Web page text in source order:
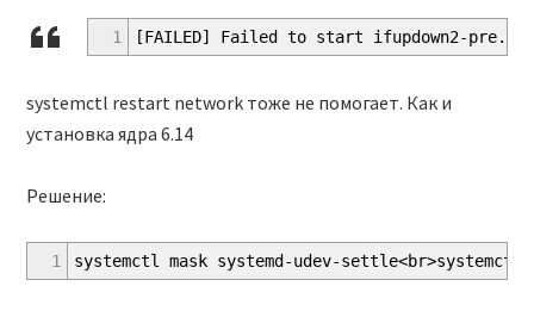
1 [FAILED] Failed to start ifupdown2-
systemctl restart network тоже не помогает. Как и
установка ядра 6.14
Решение:
1 systemctl mask systemd-udev-settle<br>systemctl